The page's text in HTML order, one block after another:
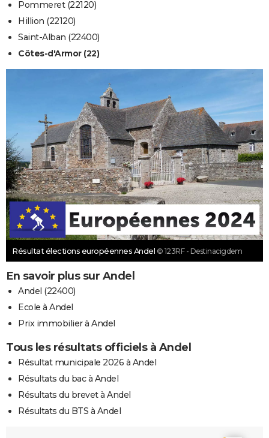
Pommeret (22120)
Hillion (22120)
Saint-Alban (22400)
Côtes-d'Armor (22)
Résultat élections européennes Andel © 123RF - Destinacigdem
En savoir plus sur Andel
Andel (22400)
Ecole à Andel
Prix immobilier à Andel
Tous les résultats officiels à Andel
Résultat municipale 2026 à Andel
Résultats du bac à Andel
Résultats du brevet à Andel
Résultats du BTS à Andel